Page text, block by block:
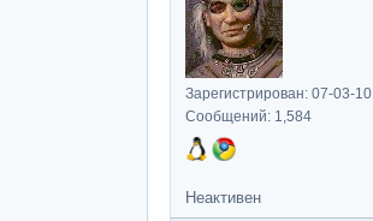
Зарегистрирован: 07-03-10
Сообщений: 1,584
Неактивен